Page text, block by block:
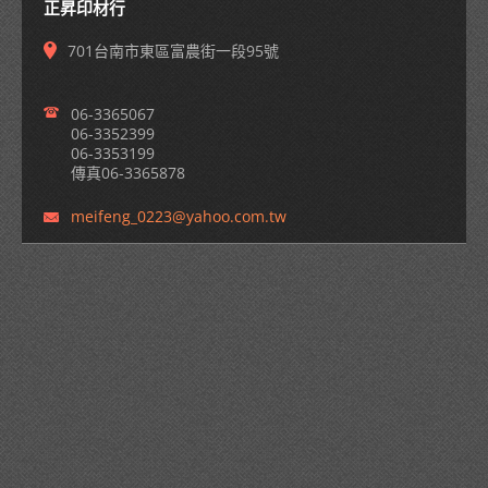
正昇印材行
701台南市東區富農街一段95號
06-3365067
06-3352399
06-3353199
傳真06-3365878
meifeng_ 0223@yahoo.com.tw